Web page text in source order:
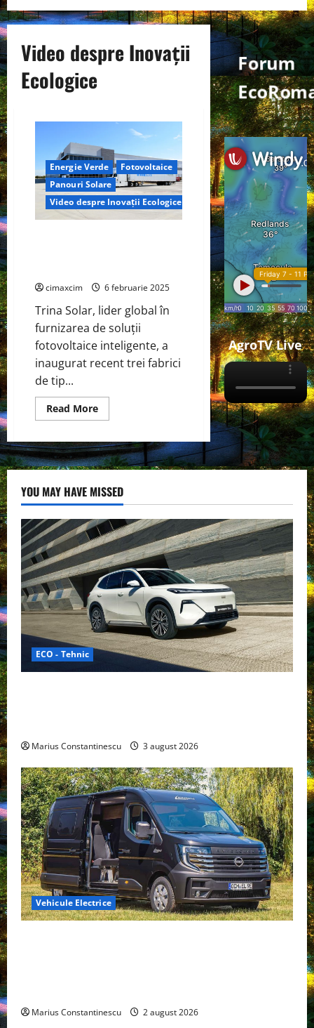
Video despre Inovații
Ecologice
Energie Verde
Fotovoltaice
Panouri Solare
Video despre Inovații Ecologice
cimaxcim 6 februarie 2025
Trina Solar, lider global în
furnizarea de soluții
fotovoltaice inteligente, a
inaugurat recent trei fabrici
de tip...
Read MoreRead
more
Solar,
lider
global
furnizarea
de
soluții
inteligente
Forum
AgroTV Live
YOU MAY HAVE MISSED
ECO - Tehnic
Marius Constantinescu 3 august 2026
Vehicule Electrice
Marius Constantinescu 2 august 2026